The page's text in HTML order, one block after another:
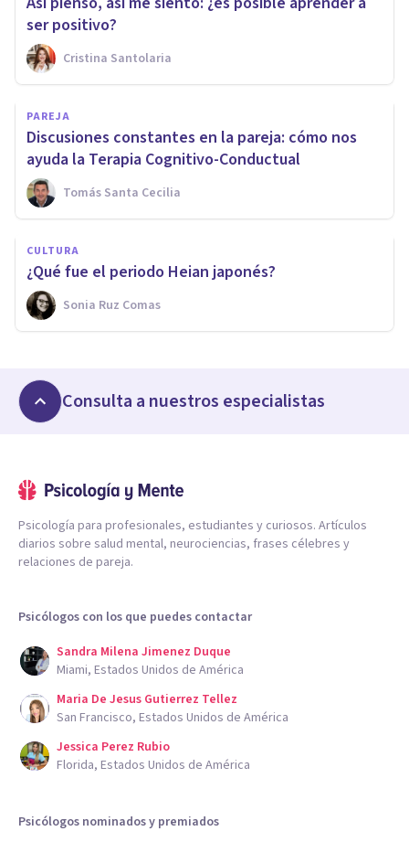
ser positivo?
Cristina Santolaria
PAREJA
Discusiones constantes en la pareja: cómo nos
ayuda la Terapia Cognitivo-Conductual
Tomás Santa Cecilia
CULTURA
¿Qué fue el periodo Heian japonés?
Sonia Ruz Comas
Consulta a nuestros especialistas
Psicología para profesionales, estudiantes y curiosos. Artículos
diarios sobre salud mental, neurociencias, frases célebres y
relaciones de pareja.
Psicólogos con los que puedes contactar
Sandra Milena Jimenez Duque
Miami, Estados Unidos de América
Maria De Jesus Gutierrez Tellez
San Francisco, Estados Unidos de América
Jessica Perez Rubio
Florida, Estados Unidos de América
Psicólogos nominados y premiados